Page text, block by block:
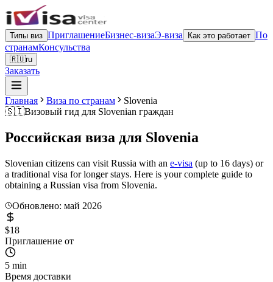
Типы виз ПриглашениеБизнес-визаЭ-виза Как это работает По
странамКонсульства
🇷🇺ru
Заказать
Главная Виза по странам
Slovenia
🇸🇮Визовый гид для Slovenian граждан
Российская виза для Slovenia
Slovenian citizens can visit Russia with an e-visa (up to 16 days) or
a traditional visa for longer stays. Here is your complete guide to
obtaining a Russian visa from Slovenia.
Обновлено: май 2026
$18
Приглашение от
5 min
Время доставки